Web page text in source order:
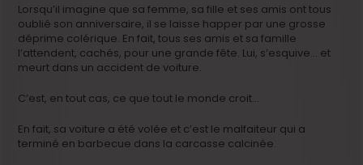
Lorsqu’il imagine que sa femme, sa fille et ses amis ont tous
oublié son anniversaire, il se laisse happer par une grosse
déprime colérique. En fait, tous ses amis et sa famille
l’attendent, cachés, pour une grande fête. Lui, s’esquive… et
meurt dans un accident de voiture.
C’est, en tout cas, ce que tout le monde croit…
En fait, sa voiture a été volée et c’est le malfaiteur qui a
terminé en barbecue dans la carcasse calcinée.